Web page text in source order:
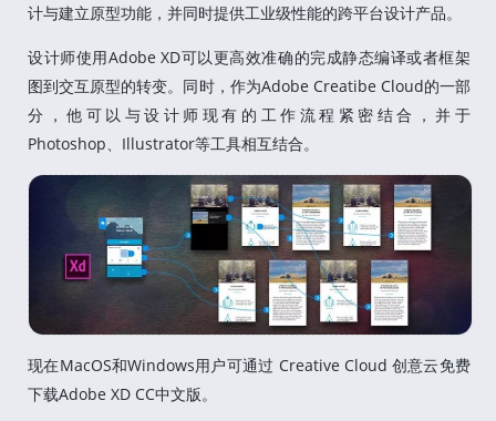
计与建立原型功能，并同时提供工业级性能的跨平台设计产品。
设计师使用Adobe XD可以更高效准确的完成静态编译或者框架
图到交互原型的转变。同时，作为Adobe Creatibe Cloud的一部
分，他可以与设计师现有的工作流程紧密结合，并于
Photoshop、Illustrator等工具相互结合。
现在MacOS和Windows用户可通过 Creative Cloud 创意云免费
下载Adobe XD CC中文版。